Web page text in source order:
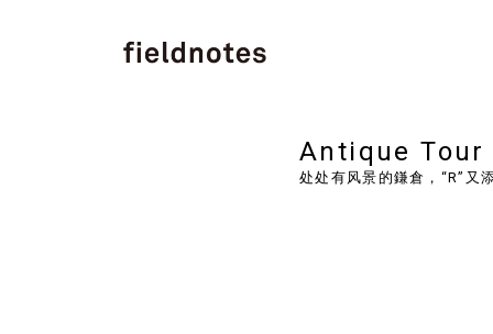
Antique Tour
处处有风景的鎌倉，“R”又